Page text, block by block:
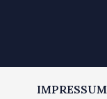
IMPRESSUM